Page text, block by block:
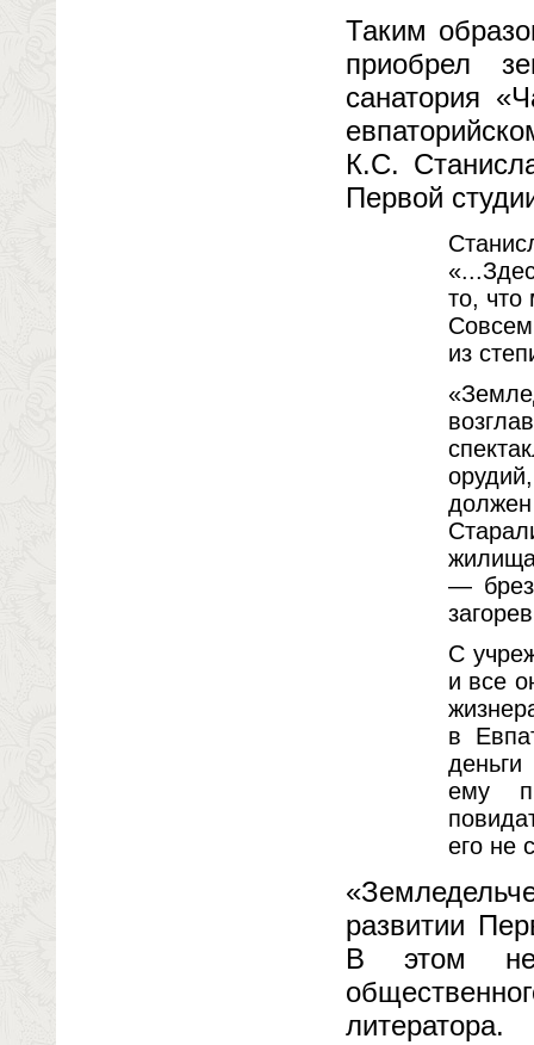
Таким
приобрел
санатория
К.С.
Первой
то,
Совсем
из
—
С
и все
в
ему
его не
развитии
В этом
литератора.